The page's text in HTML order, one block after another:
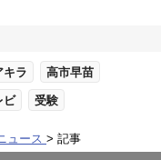
キラ 高市早苗
ビ 受験
ュース 記事